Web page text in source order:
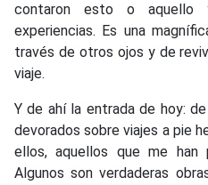
contaron esto o
experiencias. Es una
través de otros ojos y de
viaje.
Y de ahí la entrada de hoy:
devorados sobre viajes a pie
ellos, aquellos que me han
Algunos son verdaderas